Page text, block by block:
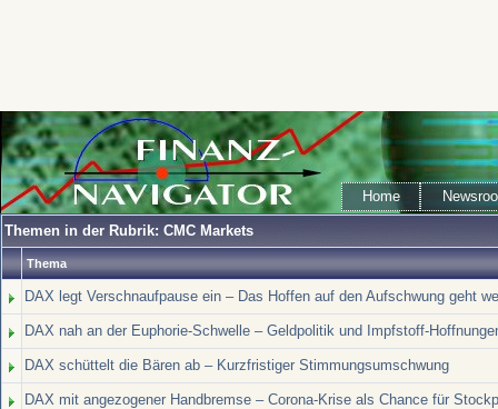
Home
Themen in der Rubrik: CMC Markets
Thema
DAX legt Verschnaufpause ein – Das Hoffen auf den Aufschwung geht
DAX nah an der Euphorie-Schwelle – Geldpolitik und Impfstoff-
DAX schüttelt die Bären ab – Kurzfristiger Stimmungsumschwung
DAX mit angezogener Handbremse – Corona-Krise als Chance für